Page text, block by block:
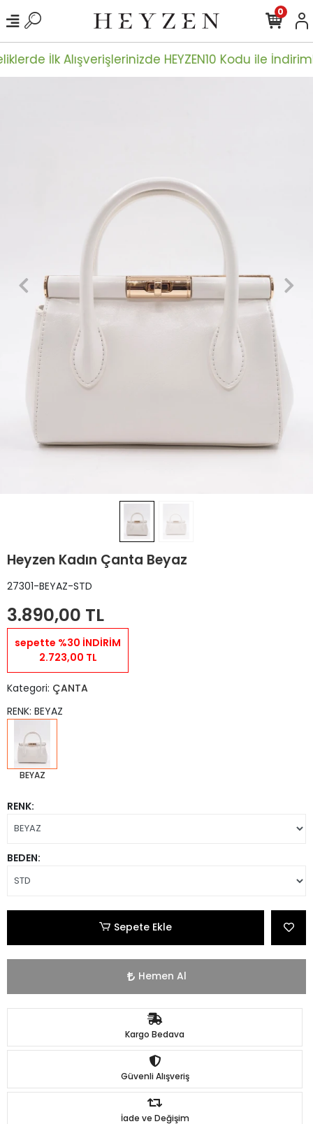
İlk Alışverişlerinizde HEYZEN10 Kodu ile
0
Heyzen Kadın Çanta Beyaz
27301-BEYAZ-STD
3.890,00 TL
sepette %30 İNDİRİM
2.723,00 TL
Kategori: ÇANTA
RENK: BEYAZ
BEYAZ
RENK:
BEDEN:
Sepete Ekle
Hemen Al
Kargo Bedava
Güvenli Alışveriş
İade ve Değişim